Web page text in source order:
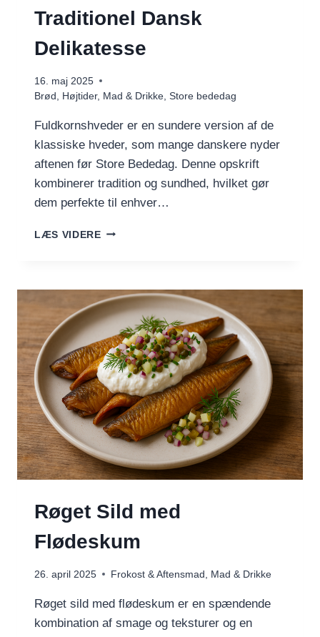
Traditionel Dansk
Delikatesse
16. maj 2025
Brød
Højtider, Mad & Drikke Store bededag
Fuldkornshveder er en sundere version af de
klassiske hveder, som mange danskere nyder
aftenen før Store Bededag. Denne opskrift
kombinerer tradition og sundhed, hvilket gør
dem perfekte til enhver…
LÆS VIDEREFULDKORNSHVEDER:
DELIKATESSE
Røget Sild med
Flødeskum
26. april 2025 Frokost & Aftensmad Mad & Drikke
Røget sild med flødeskum er en spændende
kombination af smage og teksturer og en